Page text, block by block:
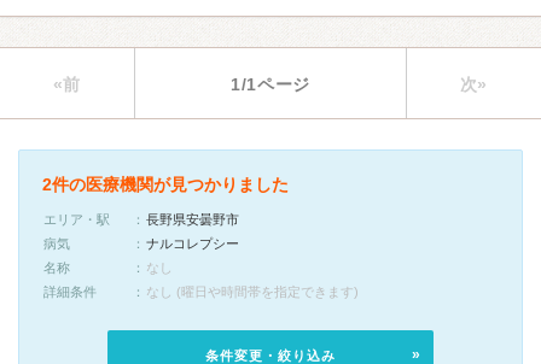
«前 1/1ページ 次»
2件の医療機関が見つかりました
エリア・駅
長野県安曇野市
病気
ナルコレプシー
名称
なし
詳細条件
なし (曜日や時間帯を指定できます)
条件変更・絞り込み